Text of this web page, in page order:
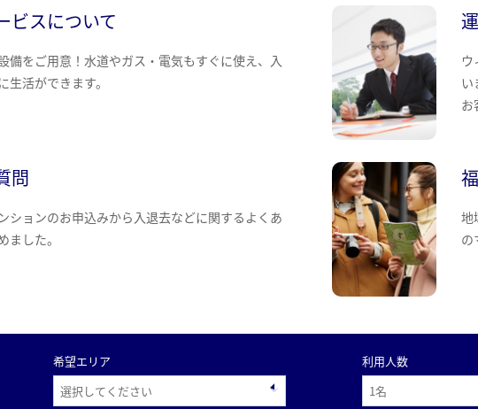
ビスについて
備をご用意！水道やガス・電気もすぐに使え、入
生活ができます。
い
お
問
ションのお申込みから入退去などに関するよくあ
ました。
地
の
希望エリア 利用人数